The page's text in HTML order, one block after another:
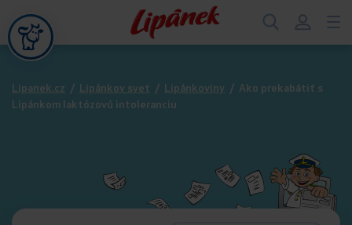
Lipanek.cz / Lipánkov svet / Lipánkoviny / Ako prekabátiť s
Lipánkom laktózovú intoleranciu